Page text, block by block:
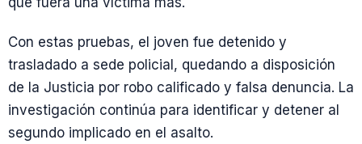
Con estas pruebas, el joven fue detenido y
trasladado a sede policial, quedando a disposición
de la Justicia por robo calificado y falsa denuncia. La
investigación continúa para identificar y detener al
segundo implicado en el asalto.